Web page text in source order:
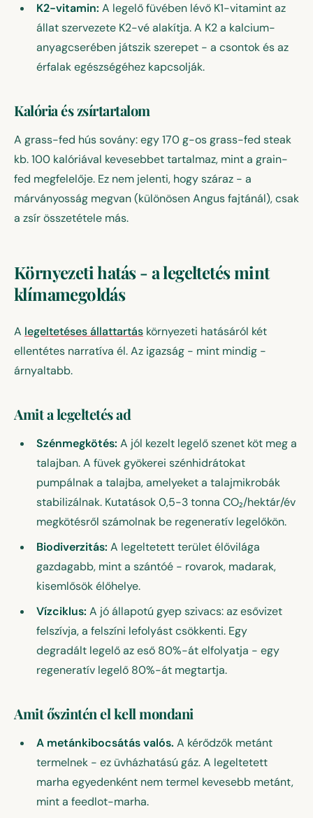
K2-vitamin: A legelő füvében lévő K1-vitamint az
állat szervezete K2-vé alakítja. A K2 a kalcium-
anyagcserében játszik szerepet - a csontok és az
érfalak egészségéhez kapcsolják.
Kalória és zsírtartalom
A grass-fed hús sovány: egy 170 g-os grass-fed steak
kb. 100 kalóriával kevesebbet tartalmaz, mint a grain-
fed megfelelője. Ez nem jelenti, hogy száraz - a
márványosság megvan (különösen Angus fajtánál), csak
a zsír összetétele más.
Környezeti hatás - a legeltetés mint
klímamegoldás
A legeltetéses állattartás környezeti hatásáról két
ellentétes narratíva él. Az igazság - mint mindig -
árnyaltabb.
Amit a legeltetés ad
Szénmegkötés: A jól kezelt legelő szenet köt meg a
talajban. A füvek gyökerei szénhidrátokat
pumpálnak a talajba, amelyeket a talajmikrobák
stabilizálnak. Kutatások 0,5-3 tonna CO₂/hektár/év
megkötésről számolnak be regeneratív legelőkön.
Biodiverzitás: A legeltetett terület élővilága
gazdagabb, mint a szántóé - rovarok, madarak,
kisemlősök élőhelye.
Vízciklus: A jó állapotú gyep szivacs: az esővizet
felszívja, a felszíni lefolyást csökkenti. Egy
degradált legelő az eső 80%-át elfolyatja - egy
regeneratív legelő 80%-át megtartja.
Amit őszintén el kell mondani
A metánkibocsátás valós. A kérődzők metánt
termelnek - ez üvházhatású gáz. A legeltetett
marha egyedenként nem termel kevesebb metánt,
mint a feedlot-marha.